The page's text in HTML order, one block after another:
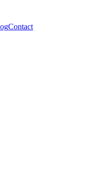
Contact